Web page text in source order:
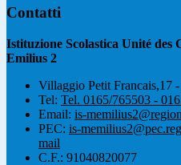
Contatti
Istituzione Scolastica Unité des
Emilius 2
Villaggio Petit Francais,17
Tel: Tel. 0165/765503 -
Email: is-
PEC: is-
mail
C.F.: 91040820077